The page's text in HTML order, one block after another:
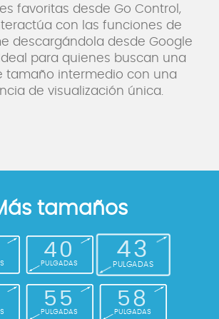
favoritas desde Go Control,
con las funciones de
descargándola desde Google
para quienes buscan una
tamaño intermedio con una
de visualización única.
tamaños
40
PULGADAS
43
PULGADAS
55
PULGADAS
58
PULGADAS